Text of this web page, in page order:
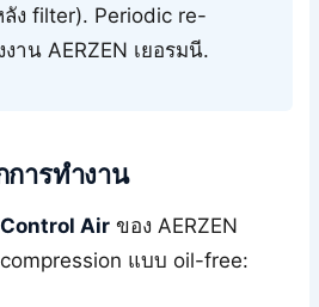
ลัง filter). Periodic re-
าน AERZEN เยอรมนี.
ารทำงาน
Air ของ AERZEN
แบบ oil-free: